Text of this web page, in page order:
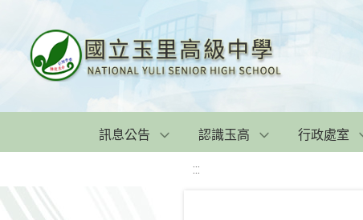
訊息公告 認識玉高 行政處室
:::